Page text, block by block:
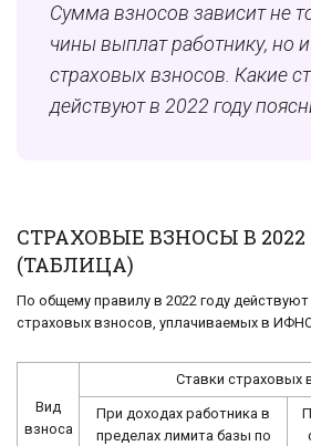
Сумма взно­сов за­ви­сит не
чи­ны вы­плат ра­бот­ни­ку, но и
стра­хо­вых взно­сов. Какие
действуют в 2022 году
СТРАХОВЫЕ ВЗНОСЫ В
(ТАБЛИЦА)
По об­ще­му пра­ви­лу в 2022 году
стра­хо­вых взно­сов, упла­чи­ва­е­мых в
Вид
взноса
Ставки страховых
При доходах работника в
пределах лимита базы по